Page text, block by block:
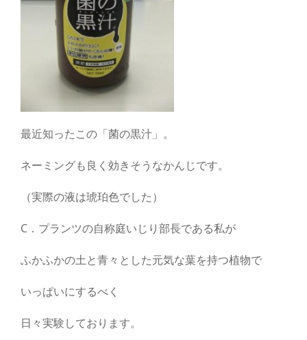
最近知ったこの「菌の黒汁」。
ネーミングも良く効きそうなかんじです。
（実際の液は琥珀色でした）
C．プランツの自称庭いじり部長である私が
ふかふかの土と青々とした元気な葉を持つ植物で
いっぱいにするべく
日々実験しております。